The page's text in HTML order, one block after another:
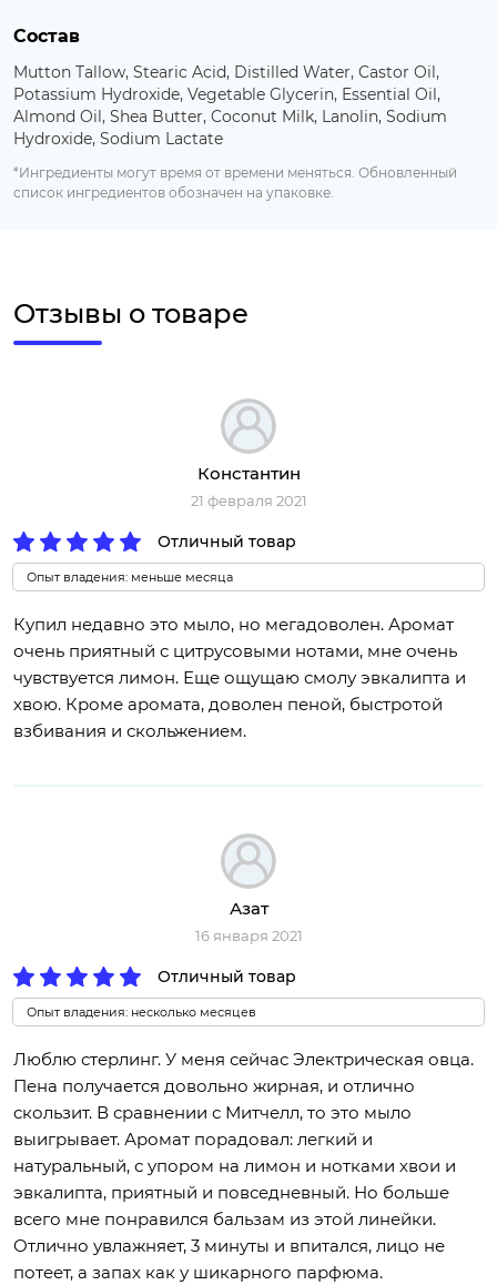
Состав
Mutton Tallow, Stearic Acid, Distilled Water, Castor Oil,
Potassium Hydroxide, Vegetable Glycerin, Essential Oil,
Almond Oil, Shea Butter, Coconut Milk, Lanolin, Sodium
Hydroxide, Sodium Lactate
*Ингредиенты могут время от времени меняться. Обновленный
список ингредиентов обозначен на упаковке.
Отзывы о товаре
Константин
21 февраля 2021
Отличный товар
Опыт владения: меньше месяца
Купил недавно это мыло, но мегадоволен. Аромат
очень приятный с цитрусовыми нотами, мне очень
чувствуется лимон. Еще ощущаю смолу эвкалипта и
хвою. Кроме аромата, доволен пеной, быстротой
взбивания и скольжением.
Азат
16 января 2021
Отличный товар
Опыт владения: несколько месяцев
Люблю стерлинг. У меня сейчас Электрическая овца.
Пена получается довольно жирная, и отлично
скользит. В сравнении с Митчелл, то это мыло
выигрывает. Аромат порадовал: легкий и
натуральный, с упором на лимон и нотками хвои и
эвкалипта, приятный и повседневный. Но больше
всего мне понравился бальзам из этой линейки.
Отлично увлажняет, 3 минуты и впитался, лицо не
потеет, а запах как у шикарного парфюма.